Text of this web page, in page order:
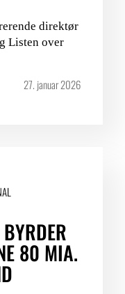
direktør
Listen over
27. januar 2026
80 MIA.